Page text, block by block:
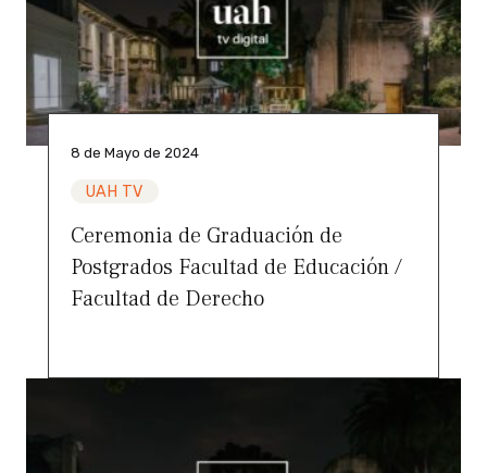
8 de Mayo de 2024
UAH TV
Ceremonia de Graduación de
Postgrados Facultad de Educación /
Facultad de Derecho